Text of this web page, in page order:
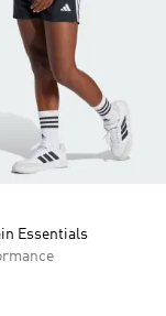
Essentials